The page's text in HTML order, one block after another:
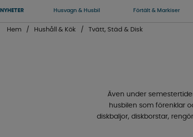
NYHETER Husvagn & Husbil Förtält & Markiser
Hem Hushåll & Kök Tvätt, Städ & Disk
Även under
husbilen som förenklar
diskbaljor, diskborstar,